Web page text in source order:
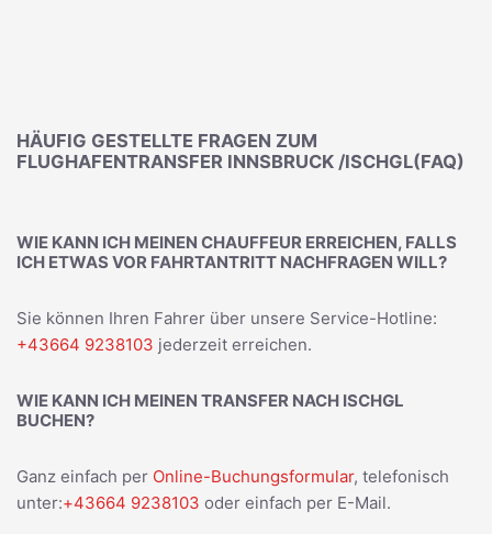
HÄUFIG GESTELLTE FRAGEN ZUM
FLUGHAFENTRANSFER INNSBRUCK /ISCHGL(FAQ)
WIE KANN ICH MEINEN CHAUFFEUR ERREICHEN, FALLS
ICH ETWAS VOR FAHRTANTRITT NACHFRAGEN WILL?
Sie können Ihren Fahrer über unsere Service-Hotline:
+43664 9238103 jederzeit erreichen.
WIE KANN ICH MEINEN TRANSFER NACH ISCHGL
BUCHEN?
Ganz einfach per Online-Buchungsformular, telefonisch
unter:+43664 9238103 oder einfach per E-Mail.